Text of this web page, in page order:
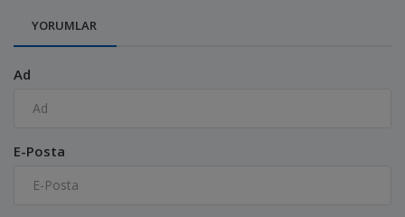
YORUMLAR
Ad
E-Posta